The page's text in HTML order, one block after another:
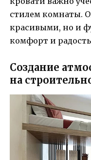
стилем комнаты.
красивыми, но и
комфорт и
Создание
на